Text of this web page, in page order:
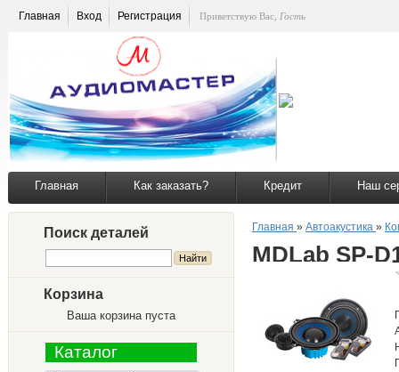
Главная Вход Регистрация Приветствую Вас Гость
Главная Как заказать? Кредит Наш
Поиск деталей
Корзина
Ваша корзина пуста
Каталог
Главная » Автоакустика »
MDLab SP-